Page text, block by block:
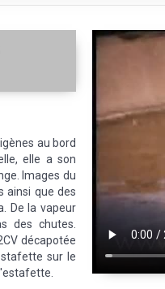
au bord
elle a son
Images du
ainsi que des
De la vapeur
des chutes.
décapotée
sur le